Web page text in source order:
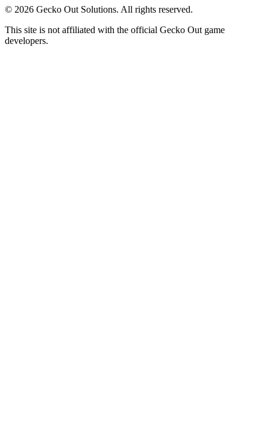
© 2026 Gecko Out Solutions. All rights reserved.
This site is not affiliated with the official Gecko Out game
developers.